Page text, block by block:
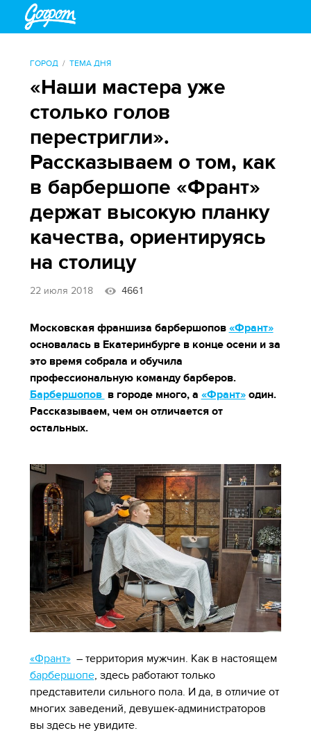
ГОРОД ТЕМА ДНЯ
«Наши мастера уже
столько голов
перестригли».
Рассказываем о том, как
в барбершопе «Франт»
держат высокую планку
качества, ориентируясь
на столицу
22 июля 2018 4661
Московская франшиза барбершопов «Франт»
основалась в Екатеринбурге в конце осени и за
это время собрала и обучила
профессиональную команду барберов.
Барбершопов в городе много, а «Франт» один.
Рассказываем, чем он отличается от
остальных.
«Франт» – территория мужчин. Как в настоящем
барбершопе, здесь работают только
представители сильного пола. И да, в отличие от
многих заведений, девушек-администраторов
вы здесь не увидите.